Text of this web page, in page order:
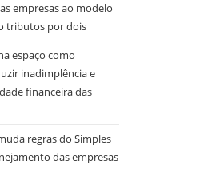
empresas ao modelo
tributos por dois
espaço como
inadimplência e
financeira das
regras do Simples
das empresas